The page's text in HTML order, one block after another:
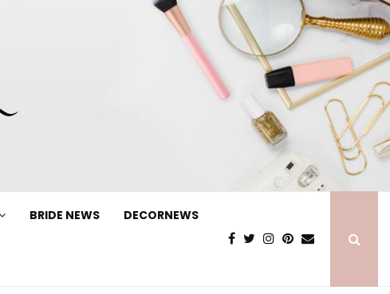
BRIDE NEWS DECORNEWS